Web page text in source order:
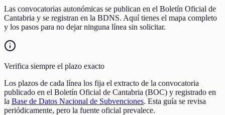
Las convocatorias autonómicas se publican en el Boletín Oficial de
Cantabria y se registran en la BDNS. Aquí tienes el mapa completo
y los pasos para no dejar ninguna línea sin solicitar.
Verifica siempre el plazo exacto
Los plazos de cada línea los fija el extracto de la convocatoria
publicado en el Boletín Oficial de Cantabria (BOC) y registrado en
la Base de Datos Nacional de Subvenciones. Esta guía se revisa
periódicamente, pero la fuente oficial prevalece.